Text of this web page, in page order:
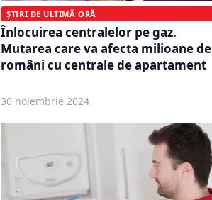
ȘTIRI DE ULTIMĂ ORĂ
Înlocuirea centralelor pe gaz.
Mutarea care va afecta milioane de
români cu centrale de apartament
30 noiembrie 2024